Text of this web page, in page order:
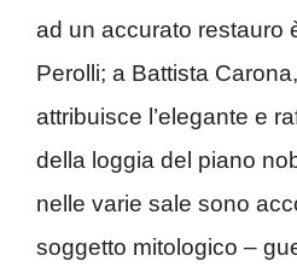
ad un accurato restauro
Perolli; a Battista
attribuisce l’elegante e
della loggia del piano
nelle varie sale sono
soggetto mitologico –